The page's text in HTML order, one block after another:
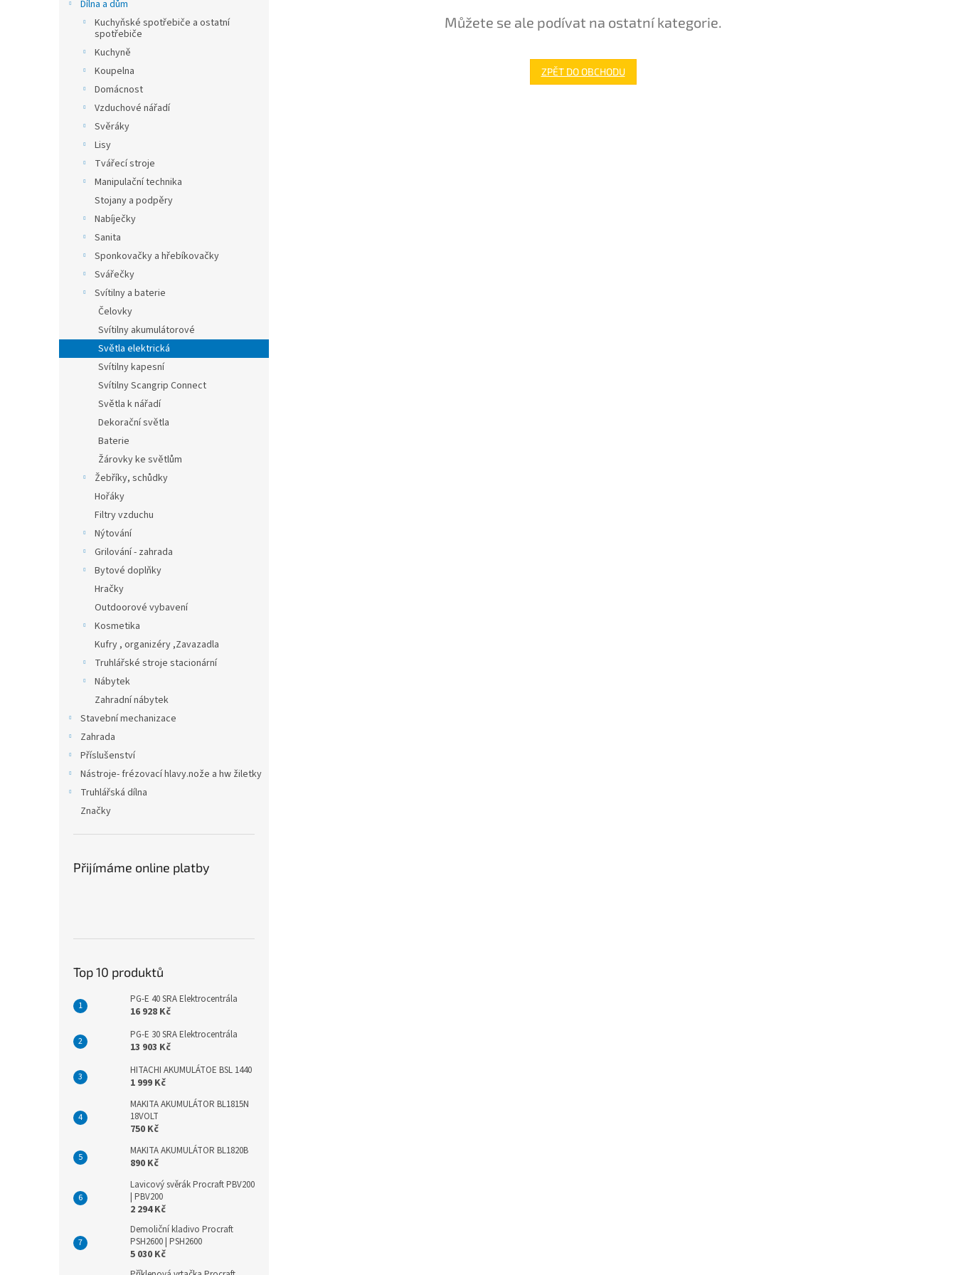
Dílna a dům
Kuchyňské spotřebiče a ostatní
spotřebiče
Kuchyně
Koupelna
Domácnost
Vzduchové nářadí
Svěráky
Lisy
Tvářecí stroje
Manipulační technika
Stojany a podpěry
Nabíječky
Sanita
Sponkovačky a hřebíkovačky
Svářečky
Svítilny a baterie
Čelovky
Svítilny akumulátorové
Světla elektrická
Svítilny kapesní
Svítilny Scangrip Connect
Světla k nářadí
Dekorační světla
Baterie
Žárovky ke světlům
Žebříky, schůdky
Hořáky
Filtry vzduchu
Nýtování
Grilování - zahrada
Bytové doplňky
Hračky
Outdoorové vybavení
Kosmetika
Kufry , organizéry ,Zavazadla
Truhlářské stroje stacionární
Nábytek
Zahradní nábytek
Stavební mechanizace
Zahrada
Příslušenství
Nástroje- frézovací hlavy.nože a hw žiletky
Truhlářská dílna
Značky
Přijímáme online platby
Top 10 produktů
PG-E 40 SRA Elektrocentrála
16 928 Kč
PG-E 30 SRA Elektrocentrála
13 903 Kč
HITACHI AKUMULÁTOE BSL 1440
1 999 Kč
MAKITA AKUMULÁTOR BL1815N
18VOLT
750 Kč
MAKITA AKUMULÁTOR BL1820B
890 Kč
Lavicový svěrák Procraft PBV200
| PBV200
2 294 Kč
Demoliční kladivo Procraft
PSH2600 | PSH2600
5 030 Kč
Můžete se ale podívat na ostatní kategorie.
ZPĚT DO OBCHODU